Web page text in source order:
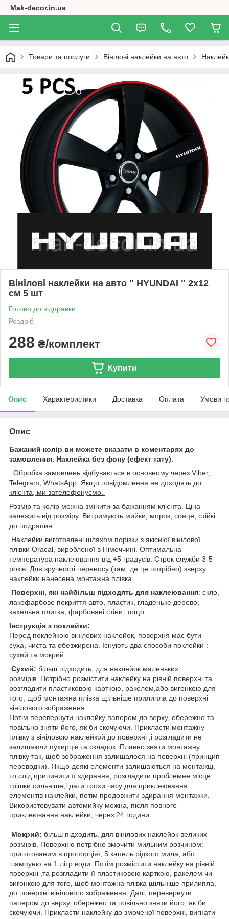
Mak-decor.in.ua
Товари та послуги Вінілові наклейки на авто
Вінілові наклейки на авто " HYUNDAI " 2х12
см 5 шт
Готово до відправки
Роздріб
288 ₴/комплект
Купити
Опис Характеристики Доставка Оплата Умови
Опис
Бажаний колір ви можете вказати в коментарях до
замовлення. Наклейка без фону (ефект тату).
Обробка замовлень відбувається в основному через Viber,
Telegram, WhatsApp. Якщо повідомлення не доходять до
клієнта, ми зателефонуємо.
Розмір та колір можна змінити за бажанням клієнта. Ціна
залежить від розміру. Витримують мийки, мороз, сонце, стійкі
до подряпин.
Наклейки виготовлені шляхом порізки з якісніої вінілової
плівки Oracal, виробленої в Німеччині. Оптимальна
температура наклеювання від +5 градусів. Строк служби 3-5
років. Для зручності переносу (там, де це потрібно) зверху
наклейки нанесена монтажна плівка.
Поверхні, які найбільш підходять для наклеювання: скло,
лакофарбове покриття авто, пластик, гладеньке дерево,
кахельна плитка, фарбовані стіни, тощо.
Інструкція з поклейки:
Перед поклейкою вінілових наклейок, поверхня має бути
суха, чиста та обезжирена. Існують два способи поклейки :
сухий та мокрий.
Сухий: більш підходить, для наклейок маленьких
розмірів. Потрібно розмістити наклейку на рівній поверхні та
розгладити пластиковою карткою, ракелем,або вигонкою для
того, щоб монтажна плівка щільніше прилипла до поверхні
вінілового зображення.
Потім перевернути наклейку папером до верху, обережно та
повільно зняти його, як би скочуючи. Прикласти монтажну
плівку з вініловою наклейкой до поверхні ,і розгладити не
залишаючи пухирців та складок. Плавно зняти монтажну
плівку так, щоб зображення залишалося на поверхні (принцип
переводки). Якщо деякі елементи залишаються на монтажці,
то слід припинити її здирання, розгладити проблемне місце
трішки сильніше,і дати трохи часу для приклеювання
елементів наклейки, потім продовжити здирання монтажки.
Використовувати автомийку можна, після повного
приклеювання наклейки, через 24 години.
Мокрий: більш підходить, для вінілових наклейок великих
розмірів. Поверхню потрібно змочити мильним розчином:
приготованим в пропорціяї, 5 капель рідкого мила, або
шампуню на 1 літр води. Потім розмістити наклейку на рівній
поверхні ,та розгладити її пластиковою карткою, ракелем чи
вигонкою для того, щоб монтажна плівка щільніше прилипла,
до поверхні вінілового зображення. Далі, перевернути
папером до верху, обережно та повільно зняти його, як би
скочуючи. Прикласти наклейку до змоченої поверхні, вигнати